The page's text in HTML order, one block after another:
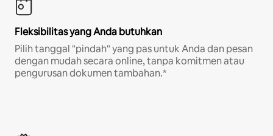
Fleksibilitas yang Anda butuhkan
Pilih tanggal "pindah" yang pas untuk Anda dan pesan
dengan mudah secara online, tanpa komitmen atau
pengurusan dokumen tambahan.*